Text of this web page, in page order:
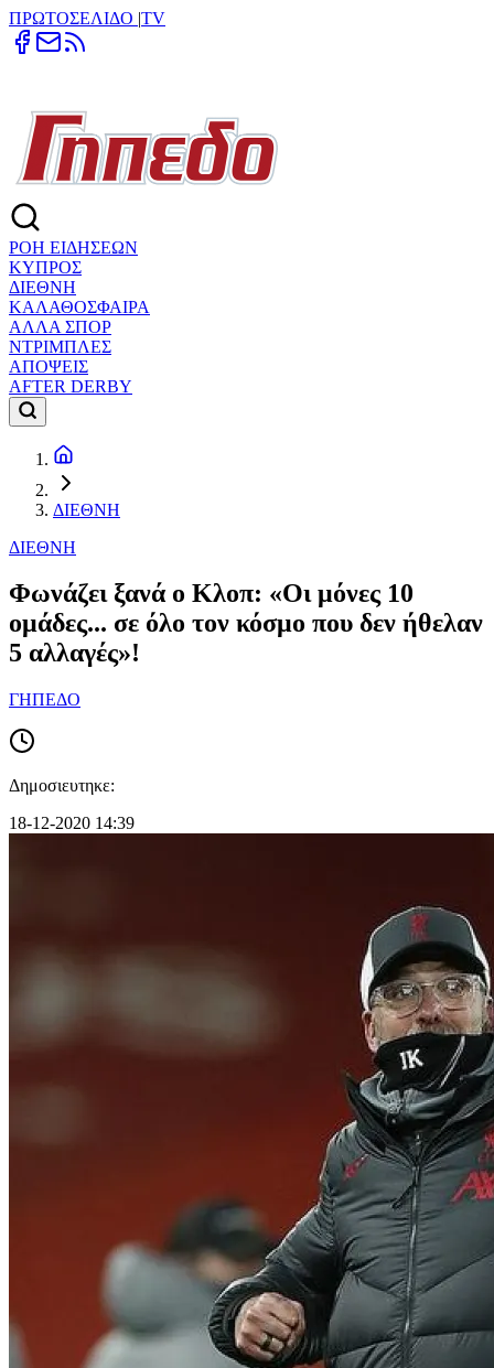
ΠΡΩΤΟΣΕΛΙΔΟ |TV
ΡΟΗ ΕΙΔΗΣΕΩΝ
ΚΥΠΡΟΣ
ΔΙΕΘΝΗ
ΚΑΛΑΘΟΣΦΑΙΡΑ
ΑΛΛΑ ΣΠΟΡ
ΝΤΡΙΜΠΛΕΣ
ΑΠΟΨΕΙΣ
AFTER DERBY
ΔΙΕΘΝΗ
ΔΙΕΘΝΗ
Φωνάζει ξανά ο Κλοπ: «Οι μόνες 10
ομάδες... σε όλο τον κόσμο που δεν ήθελαν
5 αλλαγές»!
ΓΗΠΕΔΟ
Δημοσιευτηκε:
18-12-2020 14:39